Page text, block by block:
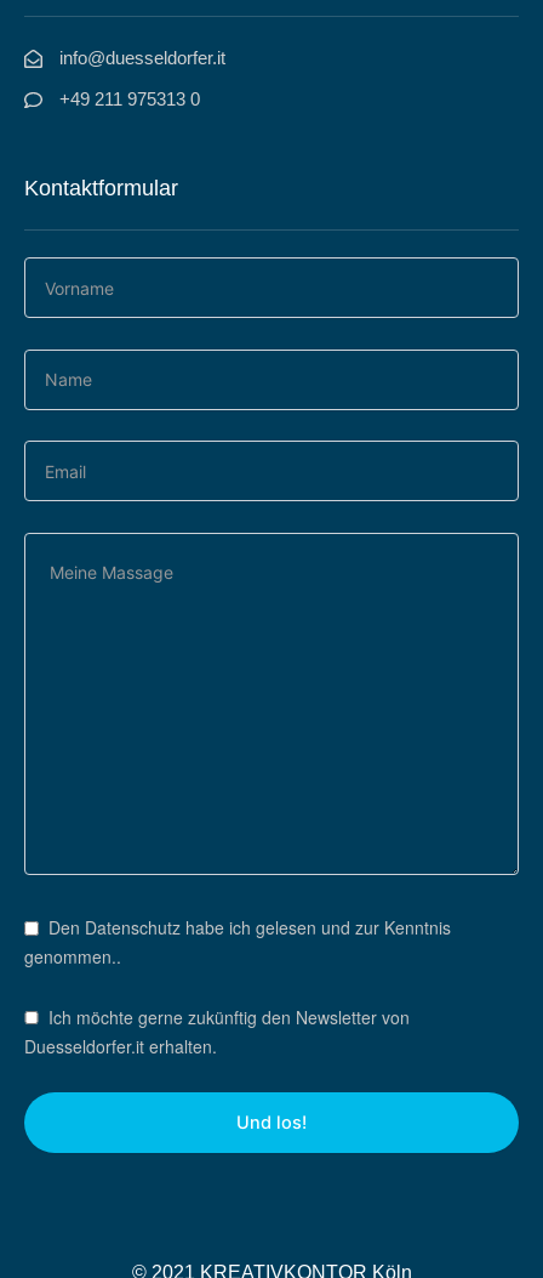
info@duesseldorfer.it
+49 211 975313 0
Kontaktformular
Den Datenschutz habe ich gelesen und zur Kenntnis
genommen..
Ich möchte gerne zukünftig den Newsletter von
Duesseldorfer.it erhalten.
© 2021 KREATIVKONTOR Köln